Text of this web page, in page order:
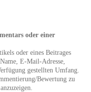
oder einer
oder eines Beitrages
E-Mail-Adresse,
gestellten Umfang.
Bewertung zu